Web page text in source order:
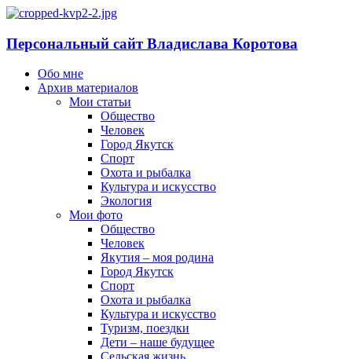
Персональный сайт Владислава Коротова
Обо мне
Архив материалов
Мои статьи
Общество
Человек
Город Якутск
Спорт
Охота и рыбалка
Культура и искусство
Экология
Мои фото
Общество
Человек
Якутия – моя родина
Город Якутск
Спорт
Охота и рыбалка
Культура и искусство
Туризм, поездки
Дети – наше будущее